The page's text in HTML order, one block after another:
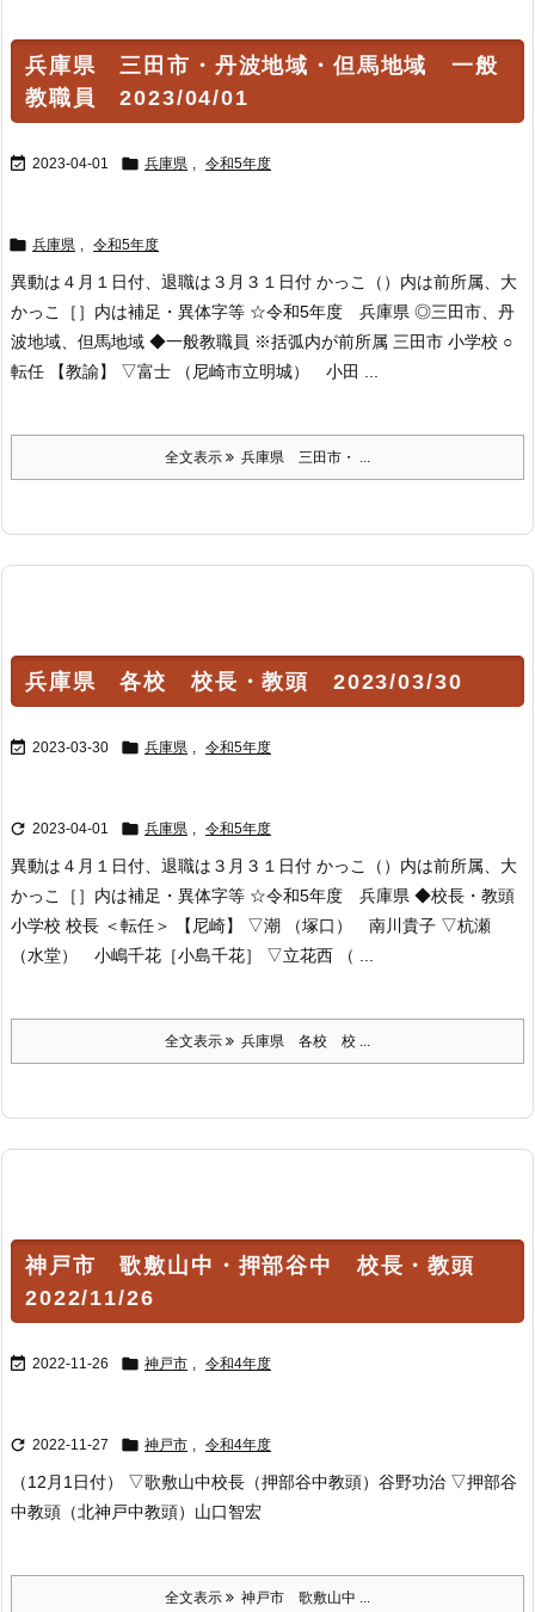
兵庫県 三田市・丹波地域・但馬地域 一般
教職員 2023/04/01
 2023-04-01  兵庫県 , 令和5年度
 兵庫県 , 令和5年度
異動は４月１日付、退職は３月３１日付 かっこ（）内は前所属、大
かっこ［］内は補足・異体字等 ☆令和5年度 兵庫県 ◎三田市、丹
波地域、但馬地域 ◆一般教職員 ※括弧内が前所属 三田市 小学校 ○
転任 【教諭】 ▽富士 （尼崎市立明城） 小田 ...
全文表示 兵庫県 三田市・ ...
兵庫県 各校 校長・教頭 2023/03/30
 2023-03-30  兵庫県 , 令和5年度
 2023-04-01  兵庫県 , 令和5年度
異動は４月１日付、退職は３月３１日付 かっこ（）内は前所属、大
かっこ［］内は補足・異体字等 ☆令和5年度 兵庫県 ◆校長・教頭
小学校 校長 ＜転任＞ 【尼崎】 ▽潮 （塚口） 南川貴子 ▽杭瀬
（水堂） 小嶋千花［小島千花］ ▽立花西 （ ...
全文表示 兵庫県 各校 校 ...
神戸市 歌敷山中・押部谷中 校長・教頭
2022/11/26
 2022-11-26  神戸市 , 令和4年度
 2022-11-27  神戸市 , 令和4年度
（12月1日付） ▽歌敷山中校長（押部谷中教頭）谷野功治 ▽押部谷
中教頭（北神戸中教頭）山口智宏
全文表示 神戸市 歌敷山中 ...